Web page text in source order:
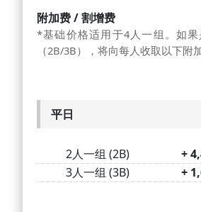
附加费 / 割增费
*基础价格适用于4人一组。如
（2B/3B），将向每人收取以下附加
平日
2人一组 (2B)
+
3人一组 (3B)
+